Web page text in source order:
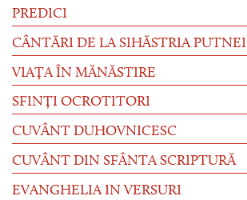
PREDICI
CÂNTĂRI DE LA SIHĂSTRIA PUTNEI
VIAȚA ÎN MĂNĂSTIRE
SFINȚI OCROTITORI
CUVÂNT DUHOVNICESC
CUVÂNT DIN SFÂNTA SCRIPTURĂ
EVANGHELIA IN VERSURI